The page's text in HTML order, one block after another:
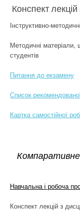
Конспект
Інструктивно-
Методичні матеріали,
студентів
Питання до екзамену
Список
Картка самостійної
Компаративне
Навчальна і робоча
Конспект лекцій з